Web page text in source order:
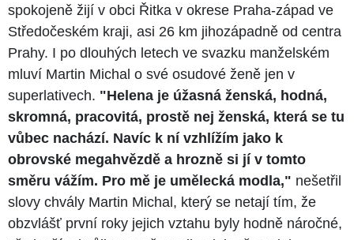
spokojeně žijí v obci Řitka v okrese Praha-západ ve
Středočeském kraji, asi 26 km jihozápadně od centra
Prahy. I po dlouhých letech ve svazku manželském
mluví Martin Michal o své osudové ženě jen v
superlativech. "Helena je úžasná ženská, hodná,
skromná, pracovitá, prostě nej ženská, která se tu
vůbec nachází. Navíc k ní vzhlížím jako k
obrovské megahvězdě a hrozně si jí v tomto
směru vážím. Pro mě je umělecká modla," nešetřil
slovy chvály Martin Michal, který se netají tím, že
obzvlášť první roky jejich vztahu byly hodně náročné,